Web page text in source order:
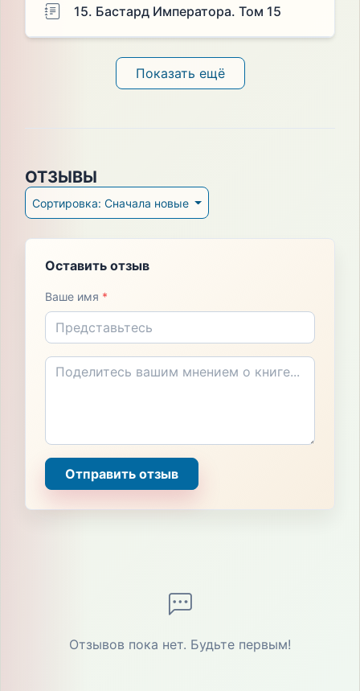
15. Бастард Императора. Том 15
Показать ещё
ОТЗЫВЫ
Сортировка: Сначала новые
Оставить отзыв
Ваше имя *
Отправить отзыв
Отзывов пока нет. Будьте первым!